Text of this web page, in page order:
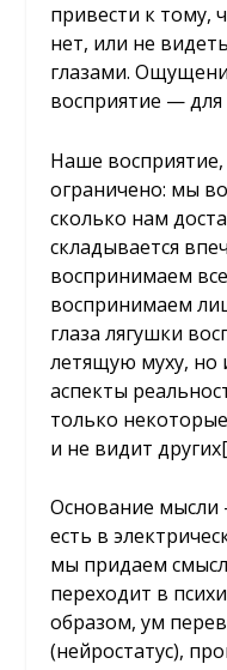
привести к тому,
нет, или не
глазами.
восприятие — для
Наше
ограничено: мы
сколько нам
складывается
воспринимаем
воспринимаем
глаза лягушки
летящую муху, но
аспекты
только
и не видит других
Основание мысли
есть в
мы придаем
переходит в
образом, ум
(нейростатус),